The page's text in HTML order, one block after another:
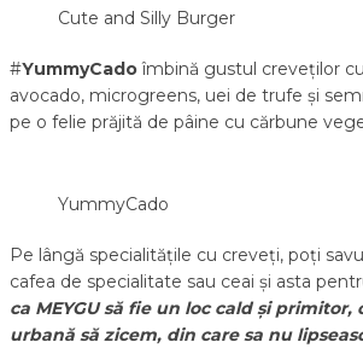
Cute and Silly Burger
#YummyCadoîmbină gustul creveților
avocado, microgreens, uei de trufe și
pe o felie prăjită de pâine cu cărbune
YummyCado
Pe lângă specialitățile cu creveți, poți
cafea de specialitate sau ceai și asta
ca MEYGU să fie un loc cald și primitor,
urbană să zicem, din care sa nu